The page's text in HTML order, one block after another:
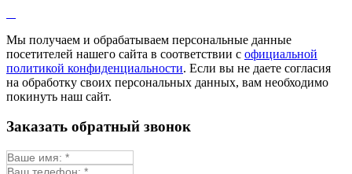
Мыльнянка
Мята
Овсяный корень
Огуречная трава
Пустырник
Репешок
Мы получаем и обрабатываем персональные данные
посетителей нашего сайта в соответствии с официальной
политикой конфиденциальности. Если вы не даете согласия
на обработку своих персональных данных, вам необходимо
покинуть наш сайт.
Заказать обратный звонок